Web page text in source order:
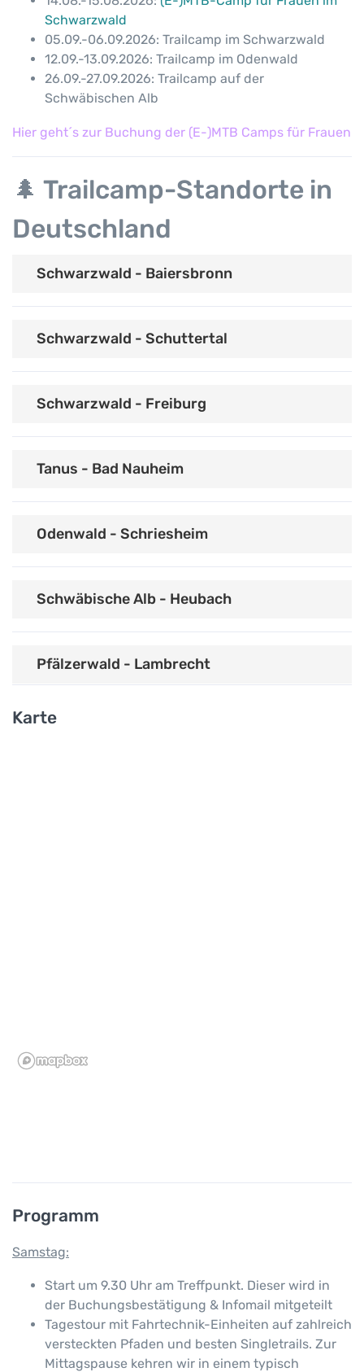
Schwarzwald
05.09.-06.09.2026: Trailcamp im Schwarzwald
12.09.-13.09.2026: Trailcamp im Odenwald
26.09.-27.09.2026: Trailcamp auf der
Schwäbischen Alb
Hier geht´s zur Buchung der (E-)MTB Camps für Frauen
🌲 Trailcamp-Standorte in
Deutschland
Schwarzwald - Baiersbronn
Schwarzwald - Schuttertal
Schwarzwald - Freiburg
Tanus - Bad Nauheim
Odenwald - Schriesheim
Schwäbische Alb - Heubach
Pfälzerwald - Lambrecht
Karte
Programm
Samstag:
Start um 9.30 Uhr am Treffpunkt. Dieser wird in
der Buchungsbestätigung & Infomail mitgeteilt
Tagestour mit Fahrtechnik-Einheiten auf zahlreich
versteckten Pfaden und besten Singletrails. Zur
Mittagspause kehren wir in einem typisch